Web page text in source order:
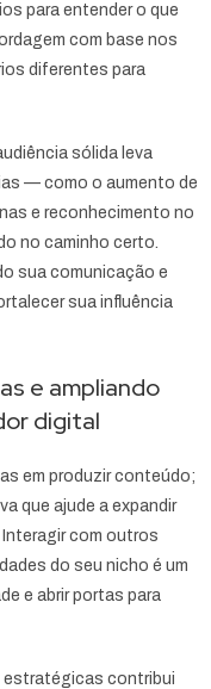
para entender o que
com base nos
diferentes para
sólida leva
— como o aumento de
e reconhecimento no
no caminho certo.
sua comunicação e
sua influência
e ampliando
digital
em produzir conteúdo;
que ajude a expandir
com outros
do seu nicho é um
e abrir portas para
estratégicas contribui